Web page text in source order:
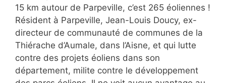
15 km autour de Parpeville, c’est 265 éoliennes !
Résident à Parpeville, Jean-Louis Doucy, ex-
directeur de communauté de communes de la
Thiérache d’Aumale, dans l’Aisne, et qui lutte
contre des projets éoliens dans son
département, milite contre le développement